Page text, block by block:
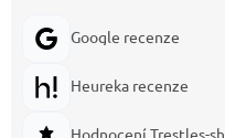
Google recenze
Heureka recenze
Hodnocení Trestles-